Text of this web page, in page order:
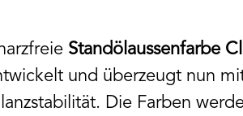
Standölaussenfarbe
und überzeugt nun
Die Farben